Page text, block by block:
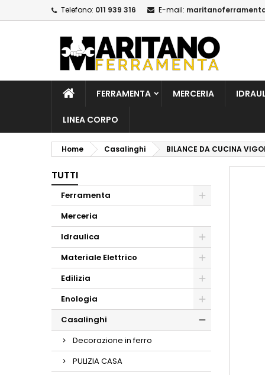
Telefono: 011 939 316 E-mail:
FERRAMENTA MERCERIA
LINEA CORPO
Home Casalinghi BILANCE DA CUCINA
TUTTI
Ferramenta
Merceria
Idraulica
Materiale Elettrico
Edilizia
Enologia
Casalinghi
Decorazione in ferro
PULIZIA CASA